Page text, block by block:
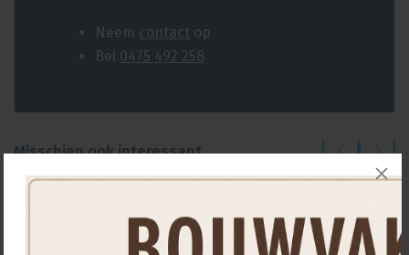
Neem contact op
Bel 0475 492 258
Misschien ook interessant...